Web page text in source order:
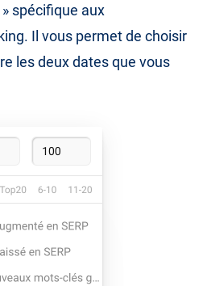
» spécifique aux
Il vous permet de choisir
les deux dates que vous